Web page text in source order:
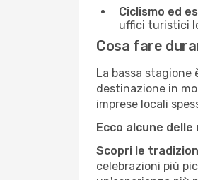
Ciclismo ed
uffici turistici
Cosa fare
La bassa stagione
destinazione in
imprese locali
Ecco alcune
Scopri le
celebrazioni più